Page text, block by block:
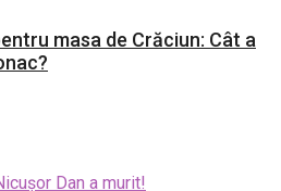
masa de Crăciun: Cât a